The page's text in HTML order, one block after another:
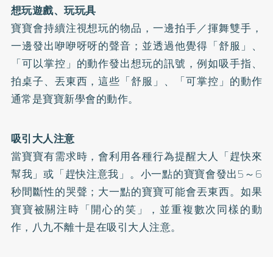
想玩遊戲、玩玩具
寶寶會持續注視想玩的物品，一邊拍手／揮舞雙手，
一邊發出咿咿呀呀的聲音；並透過他覺得「舒服」、
「可以掌控」的動作發出想玩的訊號，例如吸手指、
拍桌子、丟東西，這些「舒服」、「可掌控」的動作
通常是寶寶新學會的動作。
吸引大人注意
當寶寶有需求時，會利用各種行為提醒大人「趕快來
幫我」或「趕快注意我」。小一點的寶寶會發出5～6
秒間斷性的哭聲；大一點的寶寶可能會丟東西。如果
寶寶被關注時「開心的笑」，並重複數次同樣的動
作，八九不離十是在吸引大人注意。